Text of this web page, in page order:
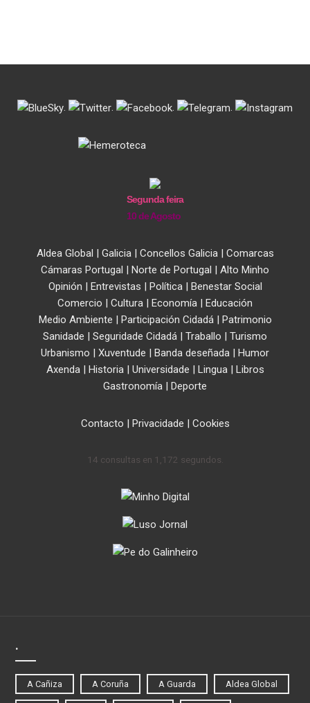
. . . .
Segunda feira
10 de Agosto
Aldea Global | Galicia| Concellos Galicia| Comarcas
Cámaras Portugal | Norte de Portugal | Alto Minho
Opinión | Entrevistas | Política| Benestar Social
Comercio | Cultura | Economía | Educación
Medio Ambiente | Participación Cidadá| Patrimonio
Sanidade | Seguridade Cidadá | Traballo | Turismo
Urbanismo | Xuventude | Banda deseñada | Humor
Axenda| Historia| Universidade | Lingua| Libros
Gastronomía | Deporte
Contacto | Privacidade | Cookies
14 consultas en 1,172 segundos.
.
A Cañiza A Coruña A Guarda Aldea Global